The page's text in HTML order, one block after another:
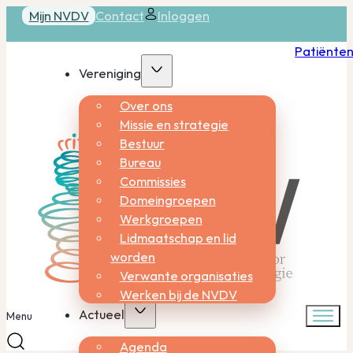
Mijn NVDV Contact Inloggen
Vereniging
Over ons
Missie en strategie
Bestuur
Bureau
Commissies
Domeingroepen
Werkgroepen
Lidmaatschap en lid
worden
Verwante organisaties
Werken bij de NVDV
Actueel
Agenda
Menu